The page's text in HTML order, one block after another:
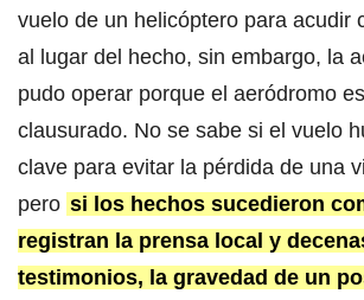
vuelo de un helicóptero para acudir
al lugar del hecho, sin embargo, la
pudo operar porque el aeródromo
clausurado. No se sabe si el vuelo
clave para evitar la pérdida de una
pero si los hechos sucedieron
registran la prensa local y
testimonios, la gravedad de un